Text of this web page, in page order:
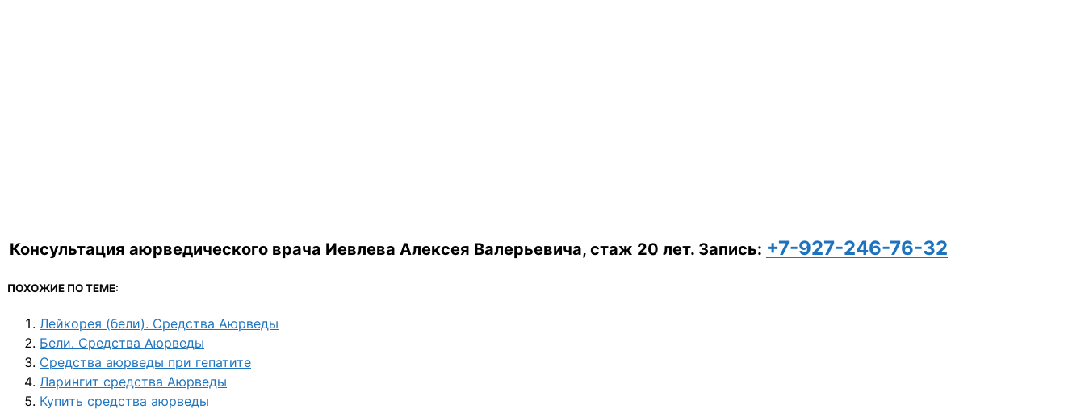
Консультация аюрведического врача Иевлева Алексея Валерьевича, стаж 20 лет. Запись: +7-927-246-76-32
ПОХОЖИЕ ПО ТЕМЕ:
Лейкорея (бели). Средства Аюрведы
Бели. Средства Аюрведы
Средства аюрведы при гепатите
Ларингит средства Аюрведы
Купить средства аюрведы